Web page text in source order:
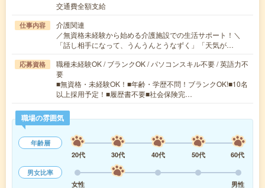
交通費全額支給
仕事内容
介護関連
／無資格未経験から始める介護施設での生活サポート！＼
「話し相手になって、うんうんとうなずく」「天気が…
応募資格
職種未経験OK / ブランクOK / パソコンスキル不要 / 英語力不
要
■無資格・未経験OK！■年齢・学歴不問！ブランクOK!■10名
以上採用予定！■履歴書不要■社会保険完…
職場の雰囲気
年齢層
20代
30代 40代 50代
60代
男女比率
女性
男性